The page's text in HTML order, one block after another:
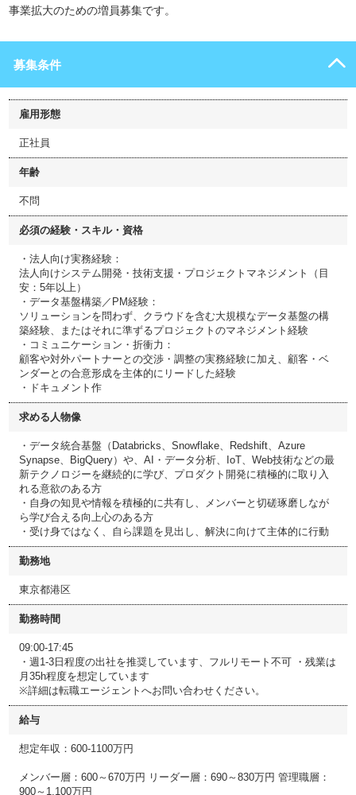
事業拡大のための増員募集です。
募集条件
雇用形態
正社員
年齢
不問
必須の経験・スキル・資格
・法人向け実務経験：
法人向けシステム開発・技術支援・プロジェクトマネジメント（目
安：5年以上）
・データ基盤構築／PM経験：
ソリューションを問わず、クラウドを含む大規模なデータ基盤の構
築経験、またはそれに準ずるプロジェクトのマネジメント経験
・コミュニケーション・折衝力：
顧客や対外パートナーとの交渉・調整の実務経験に加え、顧客・ベ
ンダーとの合意形成を主体的にリードした経験
・ドキュメント作
求める人物像
・データ統合基盤（Databricks、Snowflake、Redshift、Azure
Synapse、BigQuery）や、AI・データ分析、IoT、Web技術などの最
新テクノロジーを継続的に学び、プロダクト開発に積極的に取り入
れる意欲のある方
・自身の知見や情報を積極的に共有し、メンバーと切磋琢磨しなが
ら学び合える向上心のある方
・受け身ではなく、自ら課題を見出し、解決に向けて主体的に行動
勤務地
東京都港区
勤務時間
09:00-17:45
・週1-3日程度の出社を推奨しています、フルリモート不可 ・残業は
月35h程度を想定しています
※詳細は転職エージェントへお問い合わせください。
給与
想定年収：600-1100万円
メンバー層：600～670万円 リーダー層：690～830万円 管理職層：
900～1,100万円